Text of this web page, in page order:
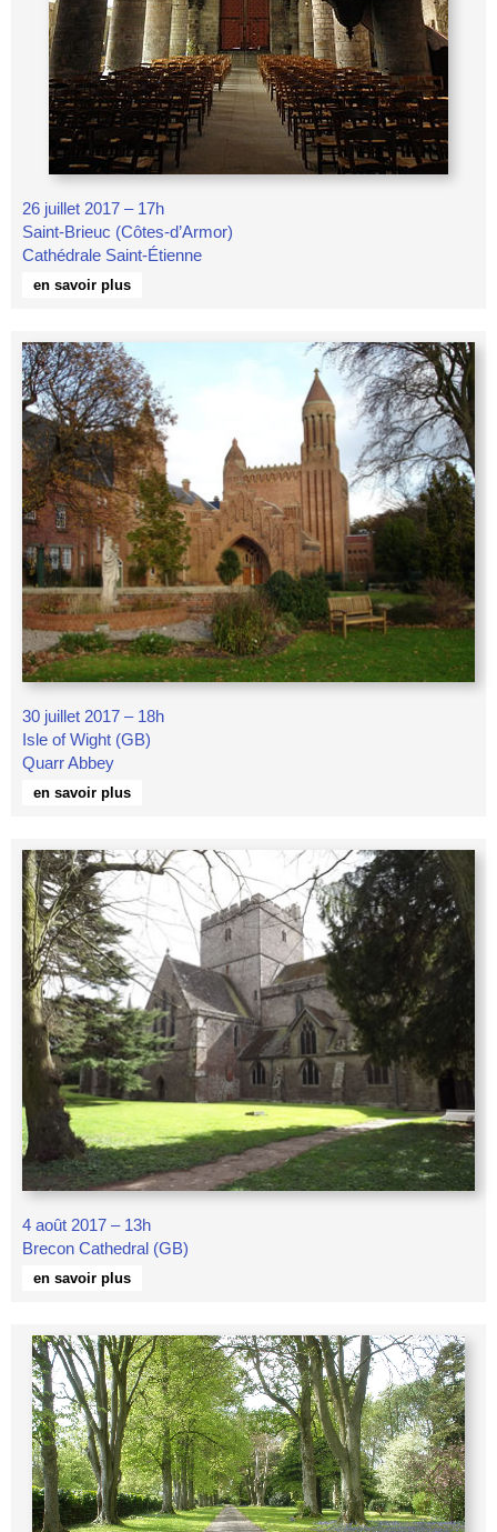
26 juillet 2017 – 17h
Saint-Brieuc (Côtes-d’Armor)
Cathédrale Saint-Étienne
en savoir plus
30 juillet 2017 – 18h
Isle of Wight (GB)
Quarr Abbey
en savoir plus
4 août 2017 – 13h
Brecon Cathedral (GB)
en savoir plus